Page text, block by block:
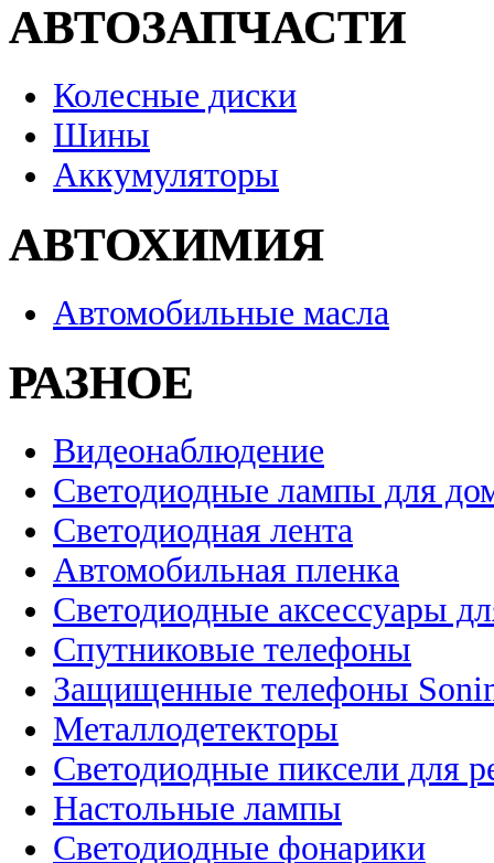
АВТОЗАПЧАСТИ
Колесные диски
Шины
Аккумуляторы
АВТОХИМИЯ
Автомобильные масла
РАЗНОЕ
Видеонаблюдение
Светодиодные лампы для
Светодиодная лента
Автомобильная пленка
Светодиодные аксессуары
Спутниковые телефоны
Защищенные телефоны
Металлодетекторы
Светодиодные пиксели для
Настольные лампы
Светодиодные фонарики